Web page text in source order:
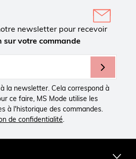
newsletter pour recevoir
sur votre commande
la newsletter. Cela correspond à
ce faire, MS Mode utilise les
à l'historique des commandes.
de confidentialité.